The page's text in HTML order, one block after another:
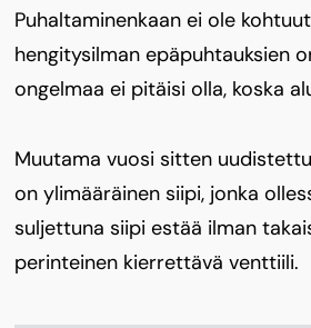
Puhaltaminenkaan ei ole
hengitysilman epäpuhtauksien
ongelmaa ei pitäisi olla, koska
Muutama vuosi sitten
on ylimääräinen siipi, jonka
suljettuna siipi estää ilman
perinteinen kierrettävä venttiili.